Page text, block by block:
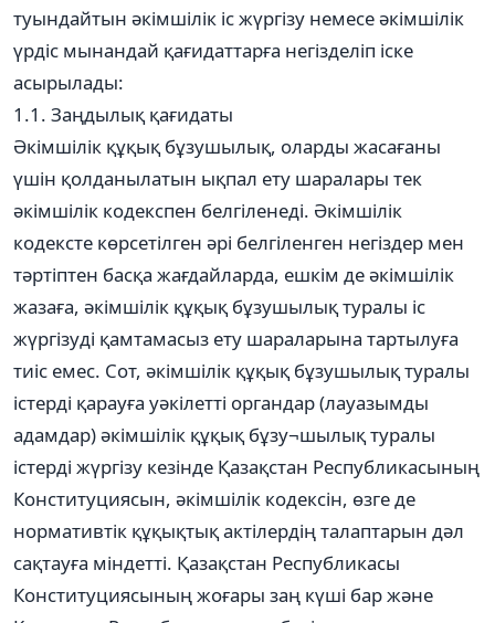
туындайтын әкімшілік іс жүргізу немесе әкімшілік
үрдіс мынандай қағидаттарға негізделіп іске
асырылады:
1.1. Заңдылық қағидаты
Әкімшілік құқық бұзушылық, оларды жасағаны
үшін қолданылатын ықпал ету шаралары тек
әкімшілік кодекспен белгіленеді. Әкімшілік
кодексте көрсетілген әрі белгіленген негіздер мен
тәртіптен басқа жағдайларда, ешкім де әкімшілік
жазаға, әкімшілік құқық бұзушылық туралы іс
жүргізуді қамтамасыз ету шараларына тартылуға
тиіс емес. Сот, әкімшілік құқық бұзушылық туралы
істерді қарауға уәкілетті органдар (лауазымды
адамдар) әкімшілік құқық бұзу¬шылық туралы
істерді жүргізу кезінде Қазақстан Республикасының
Конституциясын, әкімшілік кодексін, өзге де
нормативтік құқықтық актілердің талаптарын дәл
сақтауға міндетті. Қазақстан Республикасы
Конституциясының жоғары заң күші бар және